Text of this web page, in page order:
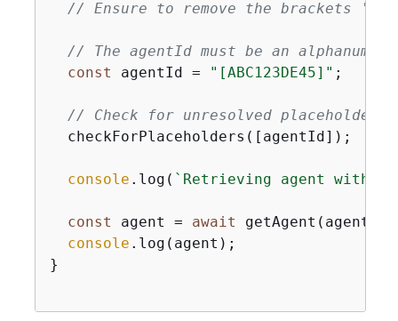
// Ensure to remove the brackets
// The agentId must be an
const agentId = "[ABC123DE45]" ;
// Check for unresolved
  checkForPlaceholders([agentId]);
console .log( `Retrieving agent with
const agent = await
console .log(agent);
}